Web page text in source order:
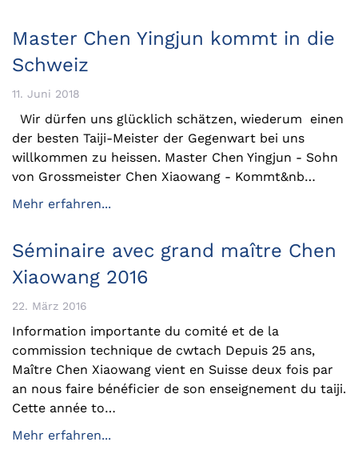
Master Chen Yingjun kommt in die
Schweiz
11. Juni 2018
Wir dürfen uns glücklich schätzen, wiederum einen
der besten Taiji-Meister der Gegenwart bei uns
willkommen zu heissen. Master Chen Yingjun - Sohn
von Grossmeister Chen Xiaowang - Kommt&nb…
Mehr erfahren...
Séminaire avec grand maître Chen
Xiaowang 2016
22. März 2016
Information importante du comité et de la
commission technique de cwtach Depuis 25 ans,
Maître Chen Xiaowang vient en Suisse deux fois par
an nous faire bénéficier de son enseignement du taiji.
Cette année to…
Mehr erfahren...